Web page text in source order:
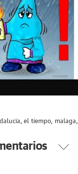
,el tiempo, malaga,